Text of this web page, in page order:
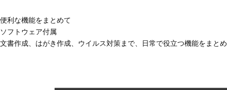
便利な機能をまとめて
ソフトウェア付属
文書作成、はがき作成、ウイルス対策まで、日常で役立つ機能をまと